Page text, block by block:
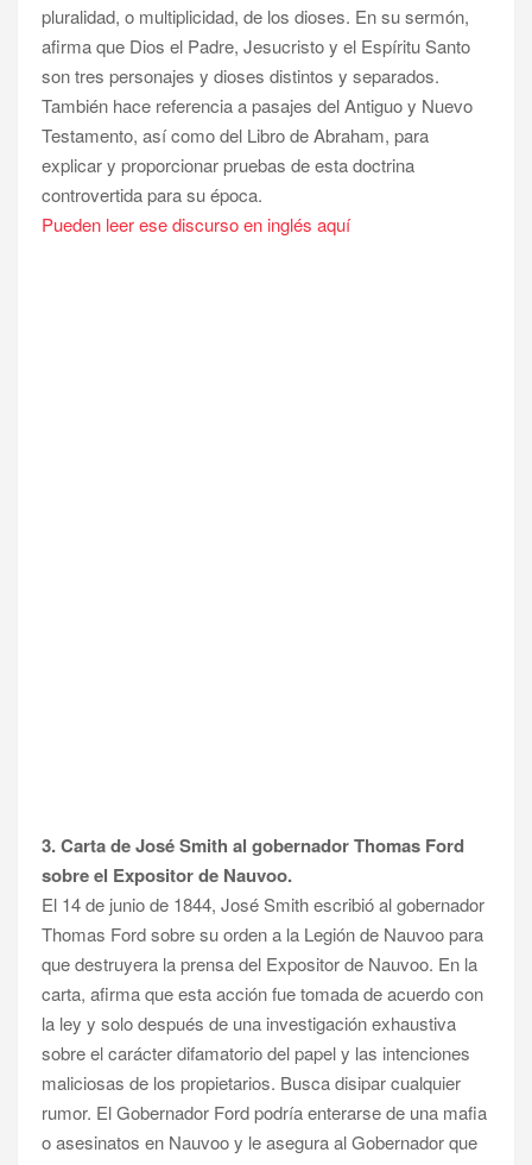
pluralidad, o multiplicidad, de los dioses. En su sermón,
afirma que Dios el Padre, Jesucristo y el Espíritu Santo
son tres personajes y dioses distintos y separados.
También hace referencia a pasajes del Antiguo y Nuevo
Testamento, así como del Libro de Abraham, para
explicar y proporcionar pruebas de esta doctrina
controvertida para su época.
Pueden leer ese discurso en inglés aquí
3. Carta de José Smith al gobernador Thomas Ford
sobre el Expositor de Nauvoo.
El 14 de junio de 1844, José Smith escribió al gobernador
Thomas Ford sobre su orden a la Legión de Nauvoo para
que destruyera la prensa del Expositor de Nauvoo. En la
carta, afirma que esta acción fue tomada de acuerdo con
la ley y solo después de una investigación exhaustiva
sobre el carácter difamatorio del papel y las intenciones
maliciosas de los propietarios. Busca disipar cualquier
rumor. El Gobernador Ford podría enterarse de una mafia
o asesinatos en Nauvoo y le asegura al Gobernador que